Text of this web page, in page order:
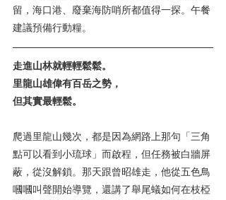
留，海口港、廢棄海防哨所都值得一探。午餐
建議預備行動糧。
走進山林就輕輕鬆鬆。
里龍山雄偉有百岳之勢，
但其實最輕鬆。
爬過里龍山幾次，都是因為網路上那句「三角
點可以看到小琉球」而啟程，但任務被白牆屏
蔽，從沒解鎖。那天跟曾昭雄走，他從五色鳥
嘓嘓叫聲開始導覽，還講了舉尾蟻如何在枝椏